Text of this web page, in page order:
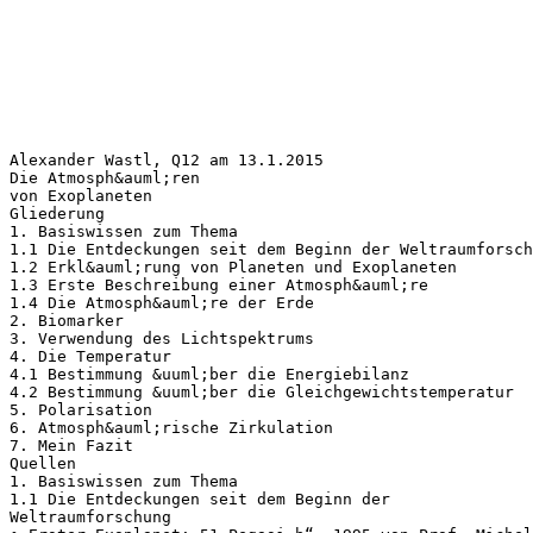
Alexander Wastl, Q12 am 13.1.2015
Die Atmosph&auml;ren
von Exoplaneten
Gliederung
1. Basiswissen zum Thema
1.1 Die Entdeckungen seit dem Beginn der
1.2 Erkl&auml;rung von Planeten und Exoplaneten
1.3 Erste Beschreibung einer Atmosph&auml;re
1.4 Die Atmosph&auml;re der Erde
2. Biomarker
3. Verwendung des Lichtspektrums
4. Die Temperatur
4.1 Bestimmung &uuml;ber die Energiebilanz
4.2 Bestimmung &uuml;ber die Gleichgewichtstemperatur
5. Polarisation
6. Atmosph&auml;rische Zirkulation
7. Mein Fazit
Quellen
1. Basiswissen zum Thema
1.1 Die Entdeckungen seit dem Beginn der
Weltraumforschung